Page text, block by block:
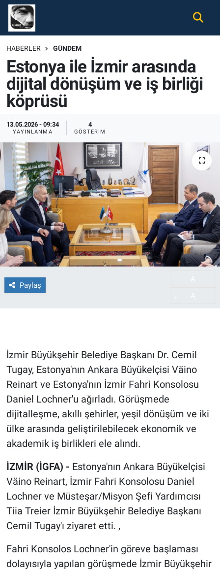
HABERLER GÜNDEM
Estonya ile İzmir arasında
dijital dönüşüm ve iş birliği
köprüsü
13.05.2026 - 09:34
YAYINLANMA
4
GÖSTERIM
Paylaş
İzmir Büyükşehir Belediye Başkanı Dr. Cemil
Tugay, Estonya'nın Ankara Büyükelçisi Väino
Reinart ve Estonya'nın İzmir Fahri Konsolosu
Daniel Lochner'u ağırladı. Görüşmede
dijitalleşme, akıllı şehirler, yeşil dönüşüm ve iki
ülke arasında geliştirilebilecek ekonomik ve
akademik iş birlikleri ele alındı.
İZMİR (İGFA) - Estonya'nın Ankara Büyükelçisi
Väino Reinart, İzmir Fahri Konsolosu Daniel
Lochner ve Müsteşar/Misyon Şefi Yardımcısı
Tiia Treier İzmir Büyükşehir Belediye Başkanı
Cemil Tugay'ı ziyaret etti. ,
Fahri Konsolos Lochner'in göreve başlaması
dolayısıyla yapılan görüşmede İzmir Büyükşehir
Gündem
Ekonomi
Spor
Magazin
Tüm Haberler
İletişim
Künye
Nöbetçi Eczaneler
Hava Durumu
Namaz Vakitleri
Trafik Durumu
Süper Lig Puan Durumu ve Fikstür
Tüm Manşetler
Son Dakika Haberleri
Haber Arşivi